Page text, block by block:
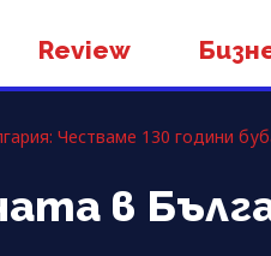
Review
Честваме 130 години
в